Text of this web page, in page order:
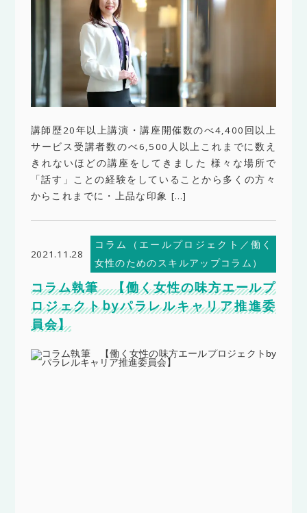
講師歴20年以上講演・講座開催数のべ4,400回以上
サービス受講者数のべ6,500人以上これまでに数え
きれないほどの講座をしてきました 様々な場所で
「話す」ことの経験をしていることから多くの方々
からこれまでに・上品な印象 […]
2021.11.28
コラム（エールプロジェクト／働く
女性のためのスキルアップコラム）
コラム執筆 【働く女性の味方エールプ
ロジェクトbyパラレルキャリア推進委
員会】